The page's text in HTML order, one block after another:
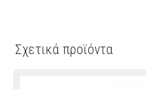
Σχετικά προϊόντα